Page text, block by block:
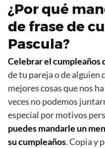
¿Por qué
de frase de
Pascula?
Celebrar el cumpleaños
de tu pareja o de alguien
mejores cosas que nos
veces no podemos
especial por motivos
puedes mandarle un
su cumpleaños. Copia y